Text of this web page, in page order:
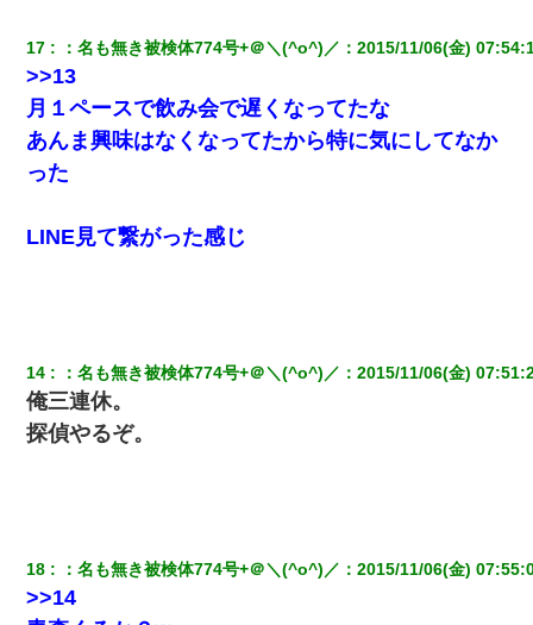
17 ：名も無き被検体774号+＠＼(^o^)／ ：2015/11/06(金)
>>13
月１ペースで飲み会で遅くなってたな
あんま興味はなくなってたから特に気にしてなか
った
LINE見て繋がった感じ
14 ：名も無き被検体774号+＠＼(^o^)／ ：2015/11/06(金)
俺三連休。
探偵やるぞ。
18 ：名も無き被検体774号+＠＼(^o^)／ ：2015/11/06(金)
>>14